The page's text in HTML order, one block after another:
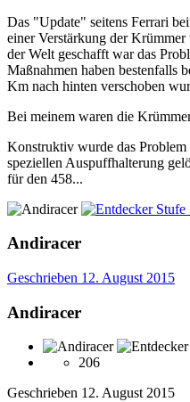
Das "Update" seitens Ferrari
einer Verstärkung der
der Welt geschafft war das
Maßnahmen haben bestenfalls
Km nach hinten verschoben
Bei meinem waren die
Konstruktiv wurde das Problem
speziellen Auspuffhalterung
für den 458...
Andiracer
Geschrieben 12. August 2015
Andiracer
206
Geschrieben 12. August 2015